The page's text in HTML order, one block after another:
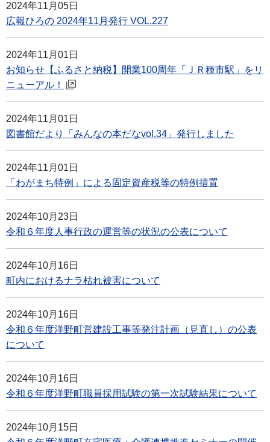
2024年11月05日
広報ひろの 2024年11月発行 VOL.227
2024年11月01日
お知らせ【ふるさと納税】開業100周年「ＪＲ種市駅」をリ
ニューアル！
2024年11月01日
図書館だより「みんなの本だなvol.34」発行しました
2024年11月01日
「わがまち特例」による固定資産税等の特例措置
2024年10月23日
令和６年度人事行政の運営等の状況の公表について
2024年10月16日
町内におけるナラ枯れ被害について
2024年10月16日
令和６年度洋野町営建設工事等発注計画（見直し）の公表
について
2024年10月16日
令和６年度洋野町職員採用試験の第一次試験結果について
2024年10月15日